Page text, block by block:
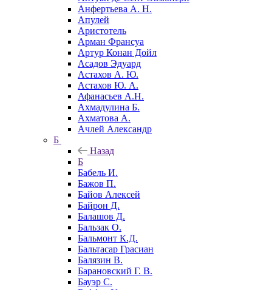
Анфертьева А. Н.
Апулей
Аристотель
Арман Франсуа
Артур Конан Дойл
Асадов Эдуард
Астахов А. Ю.
Астахов Ю. А.
Афанасьев А.Н.
Ахмадулина Б.
Ахматова А.
Ачлей Александр
Б
Назад
Б
Бабель И.
Бажов П.
Байов Алексей
Байрон Д.
Балашов Д.
Бальзак О.
Бальмонт К.Д.
Бальтасар Грасиан
Балязин В.
Барановский Г. В.
Бауэр С.